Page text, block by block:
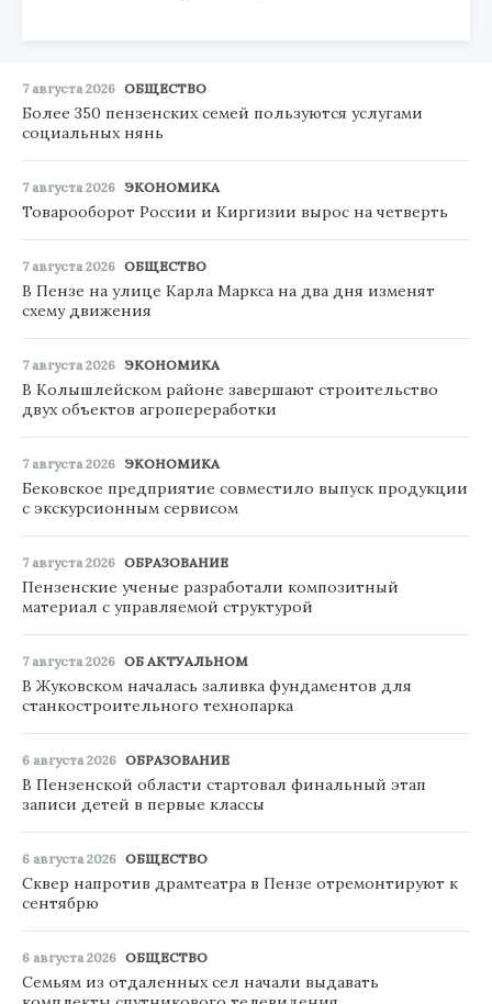
7 августа 2026 ОБЩЕСТВО
Более 350 пензенских семей пользуются услугами
социальных нянь
7 августа 2026 ЭКОНОМИКА
Товарооборот России и Киргизии вырос на четверть
7 августа 2026 ОБЩЕСТВО
В Пензе на улице Карла Маркса на два дня изменят
схему движения
7 августа 2026 ЭКОНОМИКА
В Колышлейском районе завершают строительство
двух объектов агропереработки
7 августа 2026 ЭКОНОМИКА
Бековское предприятие совместило выпуск продукции
с экскурсионным сервисом
7 августа 2026 ОБРАЗОВАНИЕ
Пензенские ученые разработали композитный
материал с управляемой структурой
7 августа 2026 ОБ АКТУАЛЬНОМ
В Жуковском началась заливка фундаментов для
станкостроительного технопарка
6 августа 2026 ОБРАЗОВАНИЕ
В Пензенской области стартовал финальный этап
записи детей в первые классы
6 августа 2026 ОБЩЕСТВО
Сквер напротив драмтеатра в Пензе отремонтируют к
сентябрю
6 августа 2026 ОБЩЕСТВО
Семьям из отдаленных сел начали выдавать